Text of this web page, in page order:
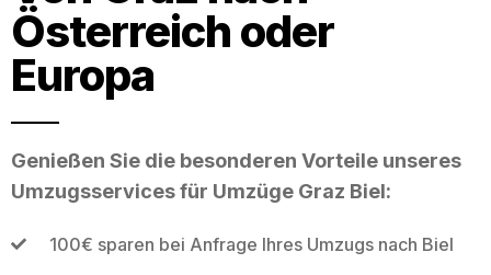
Österreich oder
Europa
Genießen Sie die besonderen Vorteile unseres
Umzugsservices für Umzüge Graz Biel:
100€ sparen bei Anfrage Ihres Umzugs nach Biel